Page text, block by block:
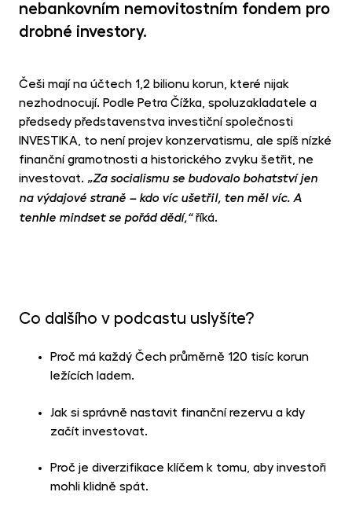
nebankovním nemovitostním fondem pro
drobné investory.
Češi mají na účtech 1,2 bilionu korun, které nijak
nezhodnocují. Podle Petra Čížka, spoluzakladatele a
předsedy představenstva investiční společnosti
INVESTIKA, to není projev konzervatismu, ale spíš nízké
finanční gramotnosti a historického zvyku šetřit, ne
investovat. „Za socialismu se budovalo bohatství jen
na výdajové straně – kdo víc ušetřil, ten měl víc. A
tenhle mindset se pořád dědí,“říká.
Co dalšího v podcastu uslyšíte?
Proč má každý Čech průměrně 120 tisíc korun
ležících ladem.
Jak si správně nastavit finanční rezervu a kdy
začít investovat.
Proč je diverzifikace klíčem k tomu, aby investoři
mohli klidně spát.